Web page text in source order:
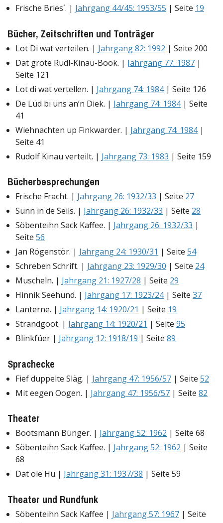
Frische Bries´. | Jahrgang 44/45: 1953/55 | Seite 19
Bücher, Zeitschriften und Tonträger
Lot Di wat verteilen. | Jahrgang 82: 1992 | Seite 200
Dat grote Rudl-Kinau-Book. | Jahrgang 77: 1987 |
Seite 121
Lot di wat vertellen. | Jahrgang 74: 1984| Seite 126
De Lüd bi uns an’n Diek. | Jahrgang 74: 1984| Seite
41
Wiehnachten up Finkwarder. | Jahrgang 74: 1984|
Seite 41
Rudolf Kinau verteilt. | Jahrgang 73: 1983 | Seite 159
Bücherbesprechungen
Frische Fracht. | Jahrgang 26: 1932/33 | Seite 27
Sünn in de Seils. | Jahrgang 26: 1932/33 | Seite 28
Söbenteihn Sack Kaffee. | Jahrgang 26: 1932/33 |
Seite 56
Jan Rögenstör. | Jahrgang 24: 1930/31 | Seite 54
Schreben Schrift. | Jahrgang 23: 1929/30 | Seite 24
Muscheln. | Jahrgang 21: 1927/28 | Seite 29
Hinnik Seehund. | Jahrgang 17: 1923/24| Seite 37
Lanterne. | Jahrgang 14: 1920/21 | Seite 19
Strandgoot. | Jahrgang 14: 1920/21 | Seite 95
Blinkfüer | Jahrgang 12: 1918/19 | Seite 89
Sprachecke
Fief duppelte Släg. | Jahrgang 47: 1956/57 | Seite 52
Mit eegen Oogen. | Jahrgang 47: 1956/57 | Seite 82
Theater
Bootsmann Bünger. | Jahrgang 52: 1962 | Seite 68
Söbenteihn Sack Kaffee. | Jahrgang 52: 1962 | Seite
68
Dat ole Hu | Jahrgang 31: 1937/38 | Seite 59
Theater und Rundfunk
Söbenteihn Sack Kaffee | Jahrgang 57: 1967 | Seite